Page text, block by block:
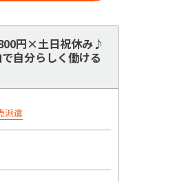
円×土日祝休み♪
自分らしく働ける
派遣